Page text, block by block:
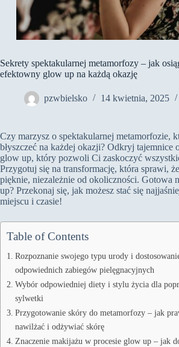
Sekrety spektakularnej metamorfozy – jak
efektowny glow up na każdą okazję
pzwbielsko 14 kwietnia, 2025
Czy marzysz o spektakularnej metamorfozie,
błyszczeć na każdej okazji? Odkryj tajemnice
glow up, który pozwoli Ci zaskoczyć
Przygotuj się na transformację, która sprawi,
pięknie, niezależnie od okoliczności. Gotowa
up? Przekonaj się, jak możesz stać się
miejscu i czasie!
Table of Contents
Rozpoznanie swojego typu urody i
odpowiednich zabiegów pielęgnacyjnych
Wybór odpowiedniej diety i stylu życia dla
sylwetki
Przygotowanie skóry do metamorfozy – jak
nawilżać i odżywiać skórę
Znaczenie makijażu w procesie glow up – jak